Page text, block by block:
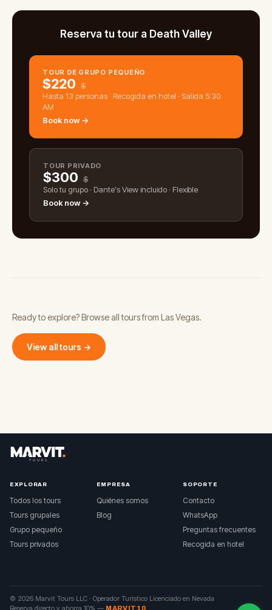
Reserva tu tour a Death Valley
TOUR DE GRUPO PEQUEÑO
$220 $
Hasta 13 personas · Recogida en hotel · Salida 5:30
AM
Book now →
TOUR PRIVADO
$300 $
Solo tu grupo · Dante's View incluido · Flexible
Book now →
Ready to explore? Browse all tours from Las Vegas.
View all tours →
EXPLORAR
Todos los tours
Tours grupales
Grupo pequeño
Tours privados
EMPRESA
Quiénes somos
Blog
SOPORTE
Contacto
WhatsApp
Preguntas frecuentes
Recogida en hotel
© 2026 Marvit Tours LLC · Operador Turístico Licenciado en Nevada
Reserva directo y ahorra 10% — MARVIT10